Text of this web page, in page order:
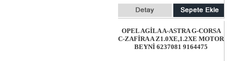
OPEL AGİLA A-ASTRA G-CORSA
C-ZAFİRA A Z1.0XE,1.2XE MOTOR
BEYNİ 6237081 9164475